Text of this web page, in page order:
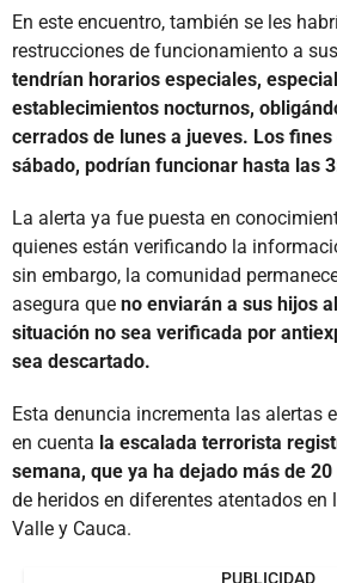
En este encuentro, también se les
restrucciones de funcionamiento a
tendrían horarios especiales,
establecimientos nocturnos,
cerrados de lunes a jueves. Los
sábado, podrían funcionar hasta las
La alerta ya fue puesta en
quienes están verificando la
sin embargo, la comunidad
asegura que no enviarán a sus hijos
situación no sea verificada por
sea descartado.
Esta denuncia incrementa las alertas
en cuenta la escalada terrorista
semana, que ya ha dejado más de
de heridos en diferentes atentados en
Valle y Cauca.
PUBLICIDAD